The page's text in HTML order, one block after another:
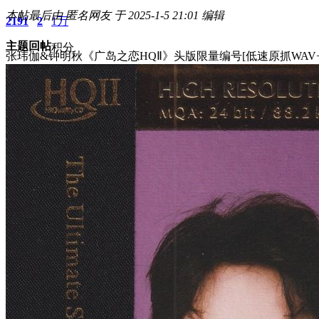
2191
主题
2
回帖
1万
积分
积分
11873
2025-1-5 20:57:03 / 显示全部楼层 阅读模式
29110
本帖最后由 匿名网友 于 2025-1-5 21:01 编辑
张玮伽&钟明秋《广岛之恋HQⅡ》头版限量编号[低速原抓